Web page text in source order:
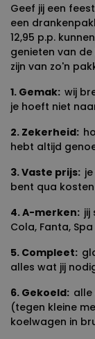
Geef jij een
een
12,95 p.p.
genieten van
zijn van zo'n
1. Gemak: wij
je hoeft niet
2. Zekerheid:
hebt altijd
3. Vaste prijs:
bent qua
4. A-merken: jij
Cola, Fanta,
5. Compleet:
alles wat jij
6. Gekoeld: alle
(tegen kleine
koelwagen in